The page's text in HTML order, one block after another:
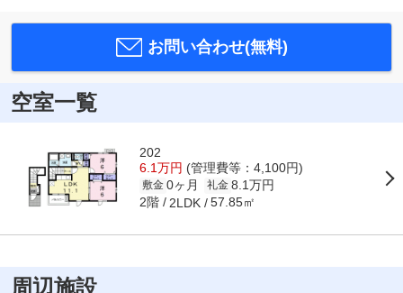
お問い合わせ(無料)
空室一覧
202
6.1万円 (管理費等：4,100円)
敷金 0ヶ月 礼金 8.1万円
2階 2LDK 57.85㎡
周辺施設